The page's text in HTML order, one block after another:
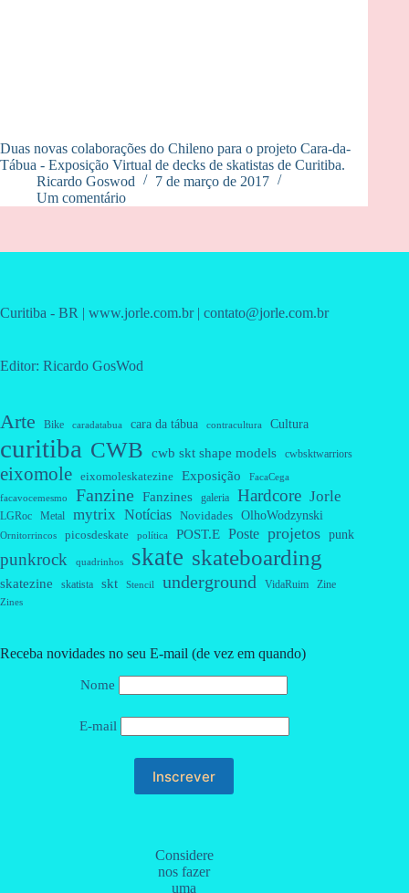
Duas novas colaborações do Chileno para o projeto Cara-da-
Tábua - Exposição Virtual de decks de skatistas de Curitiba.
Ricardo Goswod
7 de março de 2017
Um comentário
Curitiba - BR | www.jorle.com.br | contato@jorle.com.br
Editor: Ricardo GosWod
Arte Bike caradatabua cara da tábua contracultura Cultura
curitiba CWB cwb skt shape models cwbsktwarriors
eixomole eixomoleskatezine Exposição FacaCega
facavocemesmo Fanzine Fanzines galeria Hardcore Jorle
LGRoc Metal mytrix Notícias Novidades OlhoWodzynski
Ornitorrincos picosdeskate política POST.E Poste projetos punk
punkrock quadrinhos skate skateboarding
skatezine skatista skt Stencil underground VidaRuim Zine
Zines
Receba novidades no seu E-mail (de vez em quando)
Nome
E-mail
Considere
nos fazer
uma